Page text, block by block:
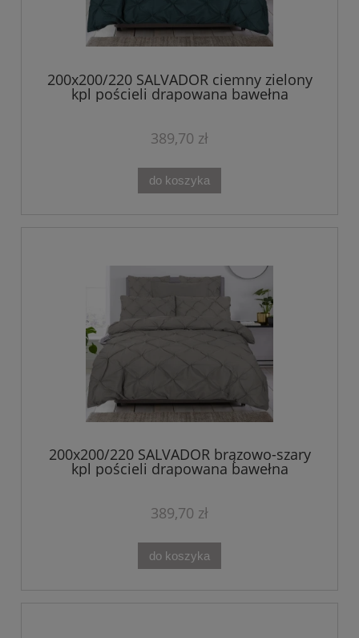
200x200/220 SALVADOR ciemny zielony
kpl pościeli drapowana bawełna
389,70 zł
do koszyka
200x200/220 SALVADOR brązowo-szary
kpl pościeli drapowana bawełna
389,70 zł
do koszyka